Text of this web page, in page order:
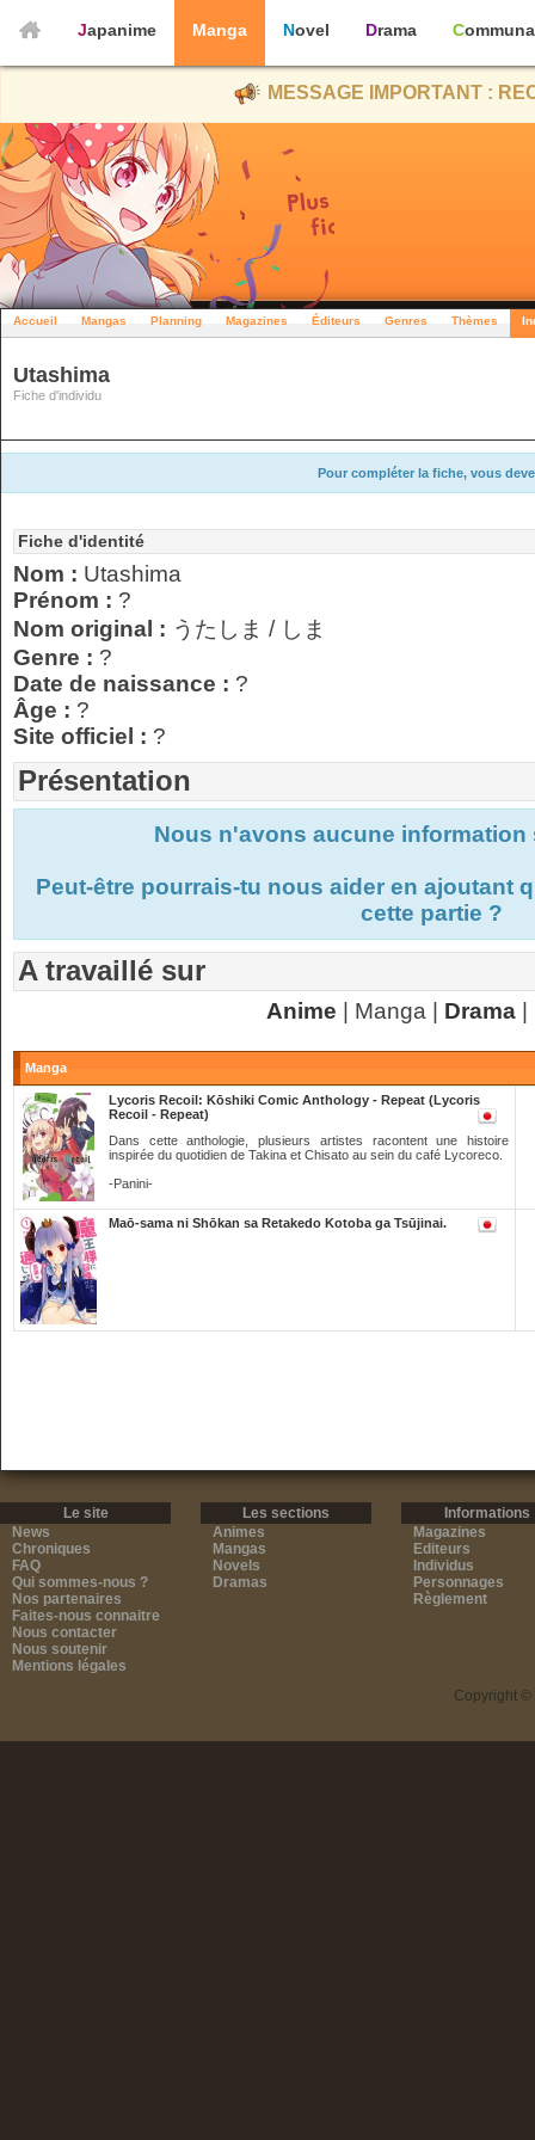
Japanime Manga Novel Drama
MESSAGE IMPORTANT :
Accueil Mangas Planning Magazines Éditeurs Genres Thèmes
Utashima
Fiche d'individu
Pour compléter la fiche, vous
Fiche d'identité
Nom : Utashima
Prénom : ?
Nom original : うたしま / しま
Genre : ?
Date de naissance : ?
Âge : ?
Site officiel : ?
Présentation
Nous n'avons aucune
Peut-être pourrais-tu nous aider en ajoutant
cette partie ?
A travaillé sur
Anime | Manga | Drama|
Manga
Lycoris Recoil: Kōshiki Comic Anthology - Repeat (Lycoris
Recoil - Repeat)
Dans cette anthologie, plusieurs artistes racontent une histoire
inspirée du quotidien de Takina et Chisato au sein du café Lycoreco.
-Panini-
Maō-sama ni Shōkan sa Retakedo Kotoba ga Tsūjinai.
Le site
News
Chroniques
FAQ
Qui sommes-nous ?
Nos partenaires
Faites-nous connaitre
Nous contacter
Nous soutenir
Mentions légales
Les sections
Animes
Mangas
Novels
Dramas
Informations
Magazines
Editeurs
Individus
Personnages
Règlement
Copyright ©